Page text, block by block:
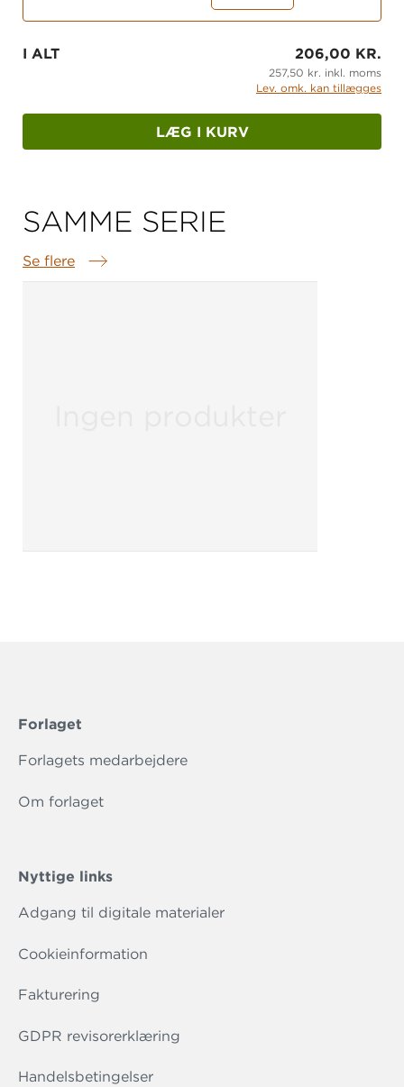
I ALT 206,00 KR.
257,50 kr. inkl. moms
Lev. omk. kan tillægges
LÆG I KURV
SAMME SERIE
Se flere
Samme serie
Forlaget
Forlagets medarbejdere
Om forlaget
Nyttige links
Adgang til digitale materialer
Cookieinformation
Fakturering
GDPR revisorerklæring
Handelsbetingelser